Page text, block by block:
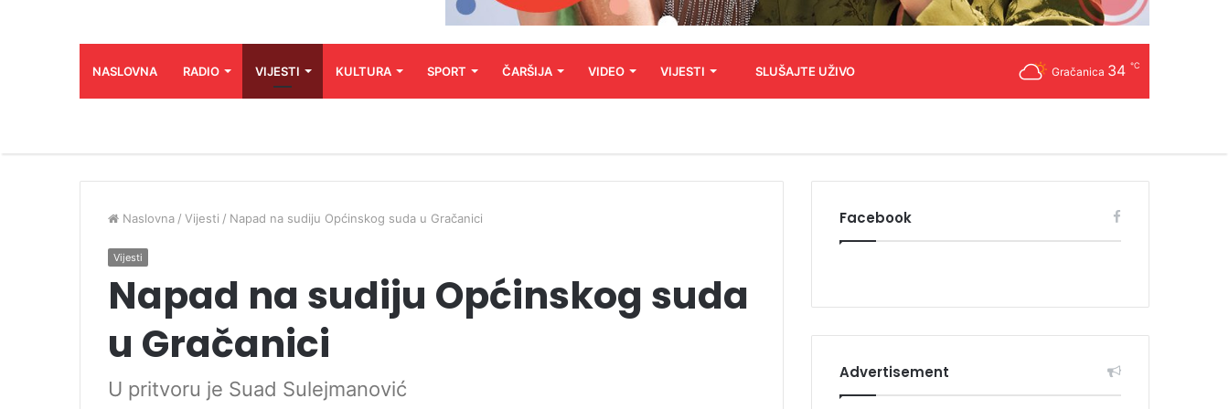
NASLOVNA RADIO VIJESTI KULTURA SPORT ČARŠIJA VIDEO VIJESTI SLUŠAJTE UŽIVO Gračanica 34 ℃
Naslovna / Vijesti / Napad na sudiju Općinskog suda u Gračanici
Vijesti
Napad na sudiju Općinskog suda
u Gračanici
U pritvoru je Suad Sulejmanović
Facebook
Advertisement